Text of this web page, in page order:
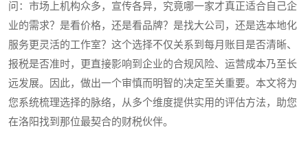
问：市场上机构众多，宣传各异，究竟哪一家才真正适合自己企
业的需求？是看价格，还是看品牌？是找大公司，还是选本地化
服务更灵活的工作室？这个选择不仅关系到每月账目是否清晰、
报税是否准时，更直接影响到企业的合规风险、运营成本乃至长
远发展。因此，做出一个审慎而明智的决定至关重要。本文将为
您系统梳理选择的脉络，从多个维度提供实用的评估方法，助您
在洛阳找到那位最契合的财税伙伴。